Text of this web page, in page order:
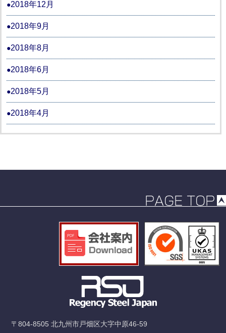
2018年12月
2018年9月
2018年8月
2018年6月
2018年5月
2018年4月
〒804-8505 北九州市戸畑区大字中原46-59